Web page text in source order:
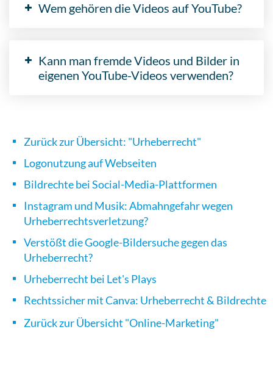
Wem gehören die Videos auf YouTube?
Kann man fremde Videos und Bilder in
eigenen YouTube-Videos verwenden?
Zurück zur Übersicht: "Urheberrecht"
Logonutzung auf Webseiten
Bildrechte bei Social-Media-Plattformen
Instagram und Musik: Abmahngefahr wegen
Urheberrechtsverletzung?
Verstößt die Google-Bildersuche gegen das
Urheberrecht?
Urheberrecht bei Let's Plays
Rechtssicher mit Canva: Urheberrecht & Bildrechte
Zurück zur Übersicht "Online-Marketing"